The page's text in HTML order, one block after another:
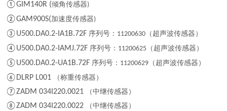
①GIM140R (倾角传感器)
②GAM900S(加速度传感器)
③U500.DA0.2-IA1B.72F 序列号： 11200630 （超声波传感器）
④U500.DA0.2-IAMJ.72F 序列号： 11200625 （超声波传感器）
⑤U500.DA0.2-UA1B.72F 序列号： 11200629 （超声波传感器）
⑥DLRP L001 （称重传感器）
⑦ZADM 034I220.0021 （中继传感器）
⑧ZADM 034I220.0022 （中继传感器）